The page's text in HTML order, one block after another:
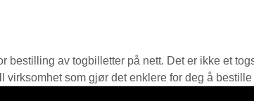
bestilling av togbilletter på nett. Det er ikke et
virksomhet som gjør det enklere for deg å